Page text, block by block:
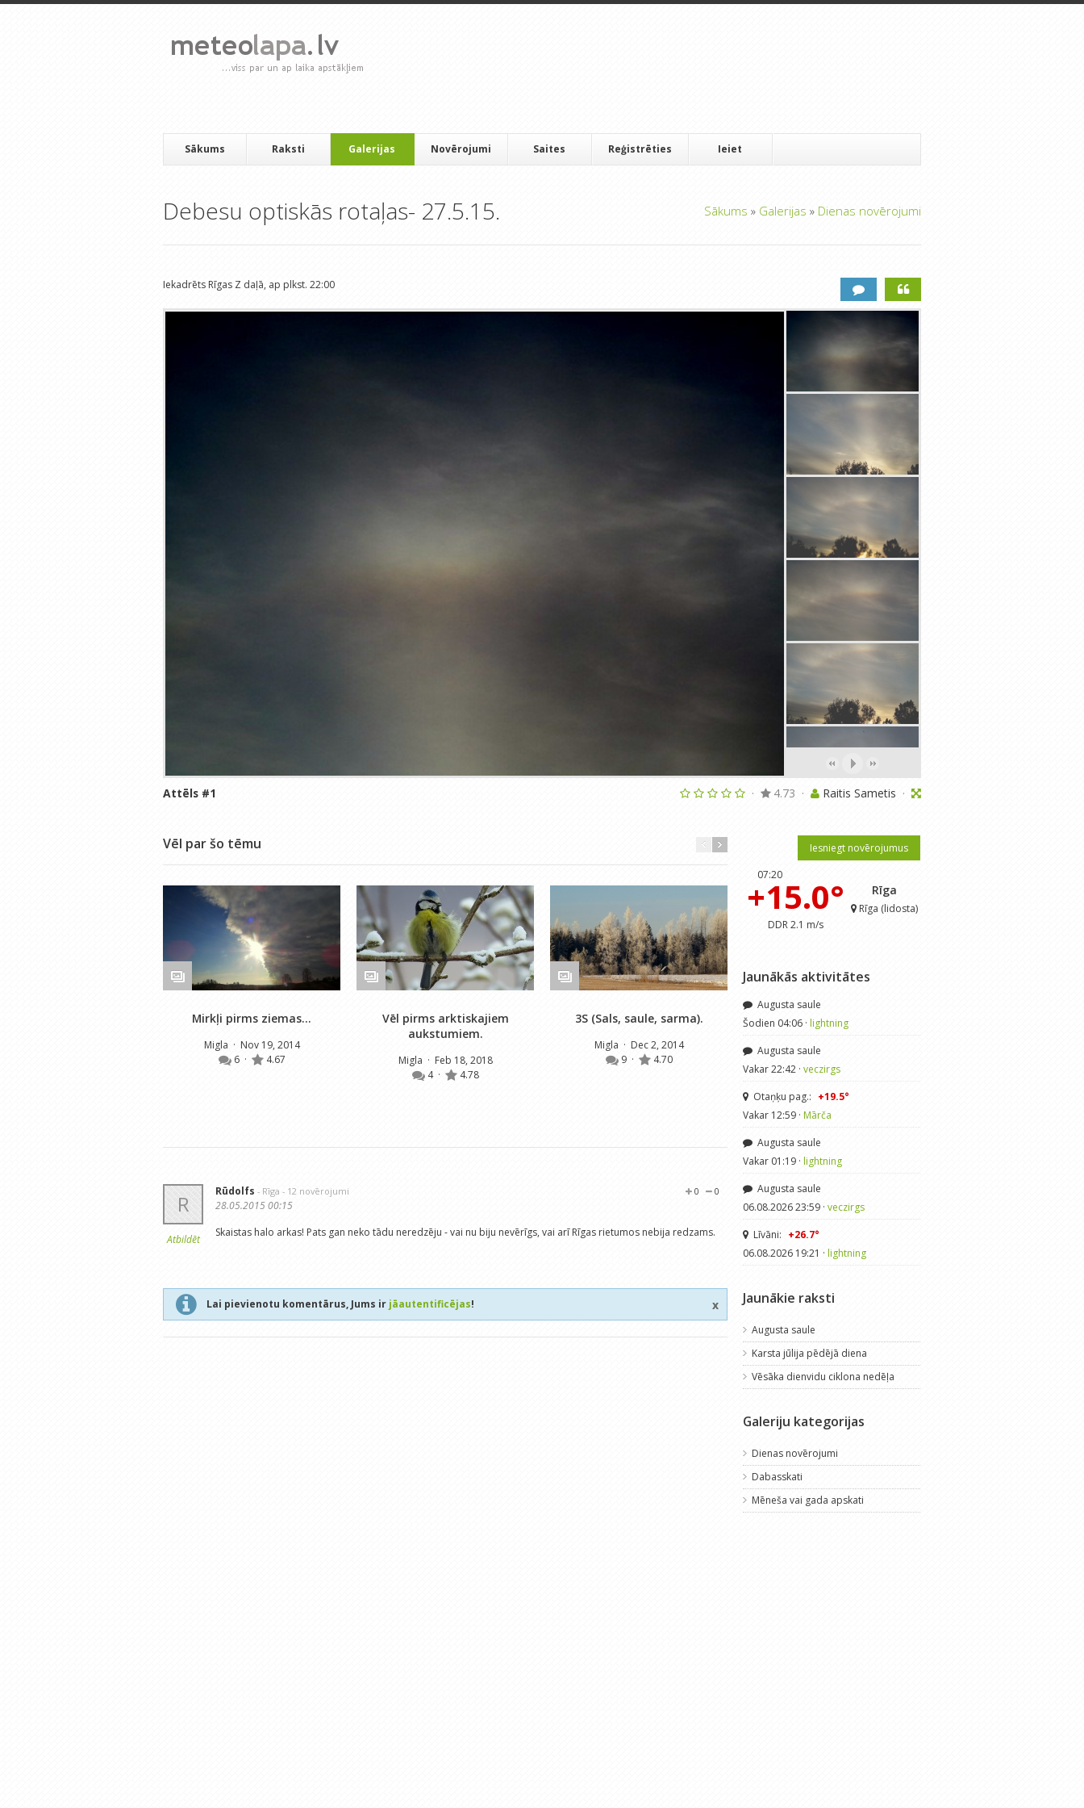
Sākums Raksti Galerijas Novērojumi Saites Reģistrēties Ieiet
Debesu optiskās rotaļas- 27.5.15. Sākums » Galerijas » Dienas novērojumi
Iekadrēts Rīgas Z daļā, ap plkst. 22:00
· 4.73 · Raitis Sametis ·
Attēls #1
Vēl par šo tēmu
Mirkļi pirms ziemas...
Migla · Nov 19, 2014
6 · 4.67
Vēl pirms arktiskajiem
aukstumiem.
Migla · Feb 18, 2018
4 · 4.78
3S (Sals, saule, sarma).
Migla · Dec 2, 2014
9 · 4.70
Devītais ir klāt
Migla
R
Atbildēt
Rūdolfs - Rīga - 12 novērojumi 0
0
28.05.2015 00:15
Skaistas halo arkas! Pats gan neko tādu neredzēju - vai nu biju nevērīgs, vai arī Rīgas rietumos nebija redzams.
Lai pievienotu komentārus, Jums ir jāautentificējas! x
Iesniegt novērojumus
07:20
+15.0°
DDR 2.1 m/s
Rīga
Rīga (lidosta)
Jaunākās aktivitātes
Augusta saule
Šodien 04:06 · lightning
Augusta saule
Vakar 22:42 · veczirgs
Otaņķu pag.: +19.5°
Vakar 12:59 · Mārča
Augusta saule
Vakar 01:19 · lightning
Augusta saule
06.08.2026 23:59 · veczirgs
Līvāni: +26.7°
06.08.2026 19:21 · lightning
Jaunākie raksti
Augusta saule
Karsta jūlija pēdējā diena
Vēsāka dienvidu ciklona nedēļa
Galeriju kategorijas
Dienas novērojumi
Dabasskati
Mēneša vai gada apskati